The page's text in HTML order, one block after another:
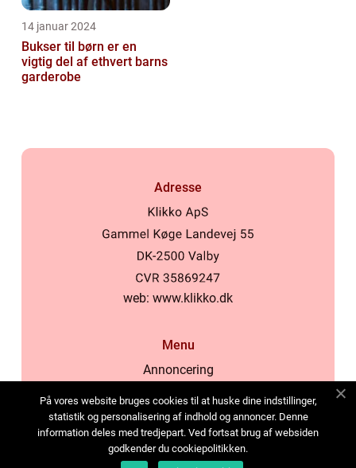
14 januar 2024
Bukser til børn er en
vigtig del af ethvert barns
garderobe
Adresse
web: www.klikko.dk
Menu
Annoncering
Cookies
Kontakt os
Sitemap
På vores website bruges cookies til at huske dine indstillinger,
statistik og personalisering af indhold og annoncer. Denne
information deles med tredjepart. Ved fortsat brug af websiden
godkender du cookiepolitikken.